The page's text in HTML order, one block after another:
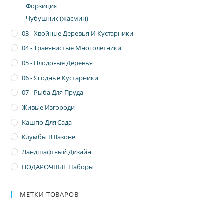
Форзиция
Чубушник (жасмин)
03 - Хвойные Деревья И Кустарники
04 - Травянистые Многолетники
05 - Плодовые Деревья
06 - Ягодные Кустарники
07 - Рыба Для Пруда
Живые Изгороди
Кашпо Для Сада
Клумбы В Вазоне
Ландшафтный Дизайн
ПОДАРОЧНЫЕ Наборы
МЕТКИ ТОВАРОВ